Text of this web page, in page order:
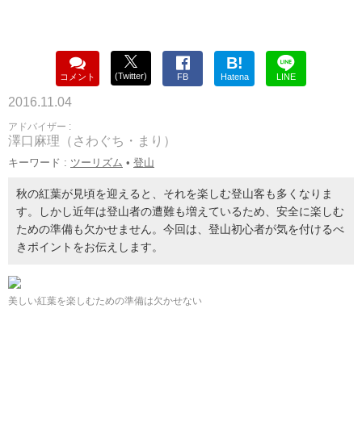
コメント (Twitter) FB
B!
Hatena LINE
2016.11.04
アドバイザー :
澤口麻理（さわぐち・まり）
キーワード : ツーリズム • 登山
秋の紅葉が見頃を迎えると、それを楽しむ登山客も多くなりま
す。しかし近年は登山者の遭難も増えているため、安全に楽しむ
ための準備も欠かせません。今回は、登山初心者が気を付けるべ
きポイントをお伝えします。
美しい紅葉を楽しむための準備は欠かせない